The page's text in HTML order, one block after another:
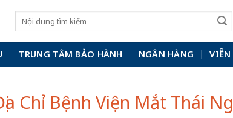
TRUNG TÂM BẢO HÀNH NGÂN HÀNG
Chỉ Bệnh Viện Mắt Thái